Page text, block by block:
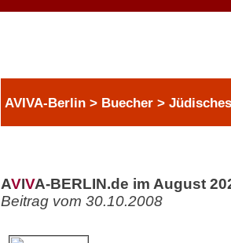
AVIVA-Berlin > Buecher >
AVIVA-BERLIN.de im August
Beitrag vom 30.10.2008